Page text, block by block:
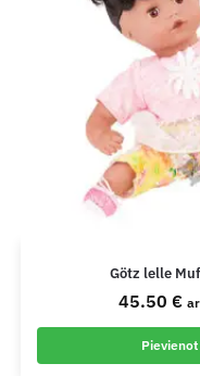
Götz lelle
45.50 €